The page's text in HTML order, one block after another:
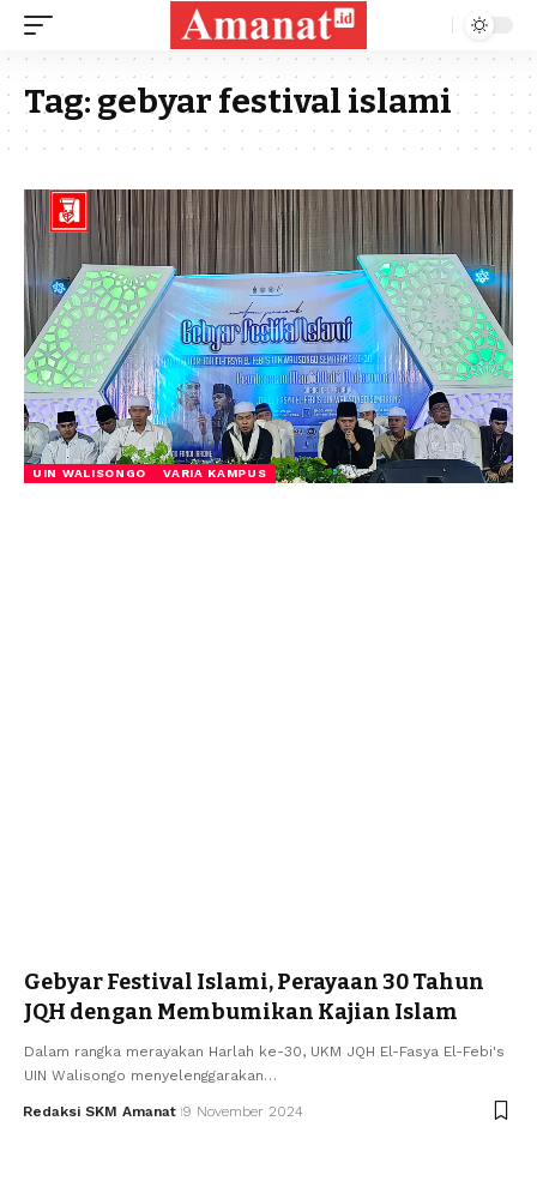
Tag:gebyar festival islami
UIN WALISONGO VARIA KAMPUS
Gebyar Festival Islami, Perayaan 30 Tahun
JQH dengan Membumikan Kajian Islam
Dalam rangka merayakan Harlah ke-30, UKM JQH El-Fasya El-Febi's
UIN Walisongo menyelenggarakan…
Redaksi SKM Amanat 9 November 2024